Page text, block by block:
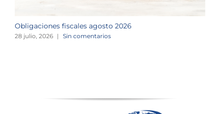
Obligaciones fiscales agosto 2026
28 julio, 2026 | Sin comentarios